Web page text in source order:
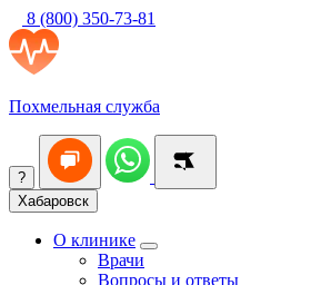
8 (800) 350-73-81
Похмельная служба
?
Хабаровск
О клинике
Врачи
Вопросы и ответы